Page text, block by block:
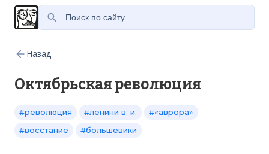
Назад
Октябрьская революция
#революция #ленини в. и.
#«аврора»
#восстание
#большевики